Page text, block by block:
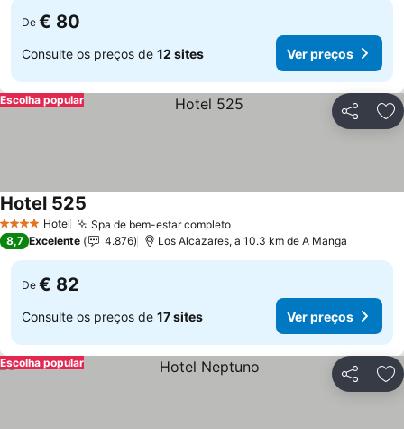
De € 80
Consulte os preços de 12 sites Ver preços
Partilhar
Escolha popular
4 EstrelasHotel Spa de bem-estar completo
Hotel 525
8,7 Excelente 4.876 Los Alcazares, a 10.3 km de A Manga
De € 82
Consulte os preços de 17 sites Ver preços
Partilhar
Escolha popular